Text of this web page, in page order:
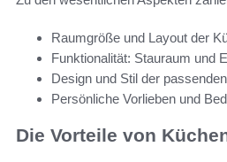
Raumgröße und Layout der
Funktionalität: Stauraum und
Design und Stil der
Persönliche Vorlieben und
Die Vorteile von